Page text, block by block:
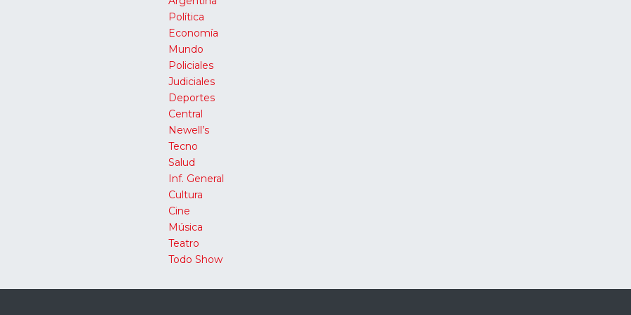
Política
Economía
Mundo
Policiales
Judiciales
Deportes
Central
Newell’s
Tecno
Salud
Inf. General
Cultura
Cine
Música
Teatro
Todo Show